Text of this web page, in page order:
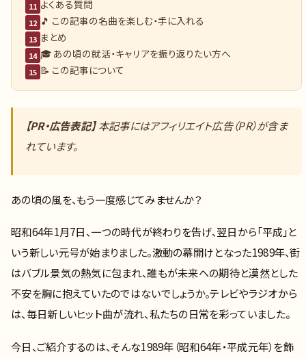
11 よくある質問
12 🎵 この記事の名曲を楽しむ・手に入れる
13 まとめ
14 🎓 あの頃の就活・キャリアを振り返りたい方へ
15 📝 この記事について
【PR・広告表記】本記事にはアフィリエイト広告（PR）が含ま
れています。
あの頃の風を、もう一度感じてみませんか？
昭和64年1月7日、一つの時代が終わりを告げ、翌日から「平成」と
いう新しい元号が始まりました。激動の幕開けとなった1989年、街
はバブル景気の熱気に包まれ、誰もが未来への期待と漠然とした
不安を胸に抱えていたのではないでしょうか。テレビやラジオから
は、毎日新しいヒット曲が流れ、私たちの日常を彩っていました。
今日、ご紹介するのは、そんな1989年（昭和64年・平成元年）を飾